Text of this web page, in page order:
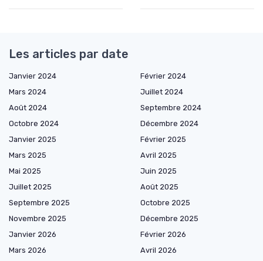
Les articles par date
Janvier 2024
Février 2024
Mars 2024
Juillet 2024
Août 2024
Septembre 2024
Octobre 2024
Décembre 2024
Janvier 2025
Février 2025
Mars 2025
Avril 2025
Mai 2025
Juin 2025
Juillet 2025
Août 2025
Septembre 2025
Octobre 2025
Novembre 2025
Décembre 2025
Janvier 2026
Février 2026
Mars 2026
Avril 2026